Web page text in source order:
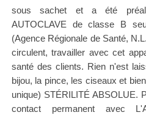
sous sachet et a été
AUTOCLAVE de classe B
(Agence Régionale de Santé,
circulent, travailler avec cet
santé des clients. Rien n'est
bijou, la pince, les ciseaux et
unique) STÉRILITÉ ABSOLUE.
contact permanent avec